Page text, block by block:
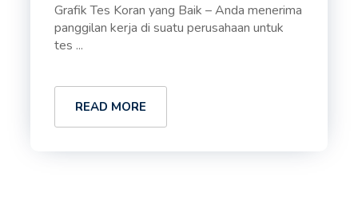
Grafik Tes Koran yang Baik – Anda menerima
panggilan kerja di suatu perusahaan untuk
tes ...
READ MORE